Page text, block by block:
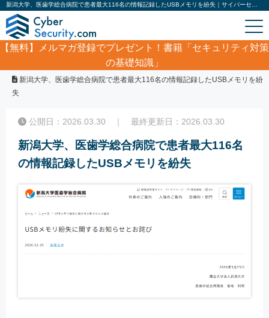
【無料】
メルマガ登録でプレゼント！書籍「セキュリティ対策
の基礎知識」
サイバーセキュリティ・情報漏洩ニュース
新潟大学、医歯学総合病院で患者最大116名の情報記録したUSBメモリを紛
失
公開日：2026.03.30 ｜ 最終更新日：2026.03.30
新潟大学、医歯学総合病院で患者最大116名
の情報記録したUSBメモリを紛失